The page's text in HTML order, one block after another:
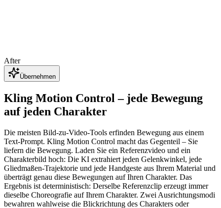
After
Kling Motion Control – jede Bewegung
auf jeden Charakter
Die meisten Bild-zu-Video-Tools erfinden Bewegung aus einem
Text-Prompt. Kling Motion Control macht das Gegenteil – Sie
liefern die Bewegung. Laden Sie ein Referenzvideo und ein
Charakterbild hoch: Die KI extrahiert jeden Gelenkwinkel, jede
Gliedmaßen-Trajektorie und jede Handgeste aus Ihrem Material und
überträgt genau diese Bewegungen auf Ihren Charakter. Das
Ergebnis ist deterministisch: Derselbe Referenzclip erzeugt immer
dieselbe Choreografie auf Ihrem Charakter. Zwei Ausrichtungsmodi
bewahren wahlweise die Blickrichtung des Charakters oder